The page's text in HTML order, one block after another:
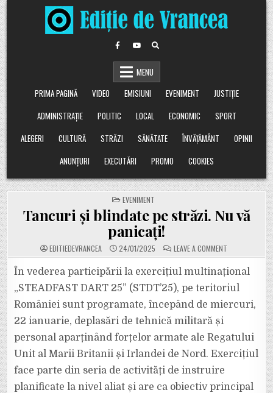
Skip
to
content
MENU
PRIMA PAGINĂ
VIDEO EMISIUNI EVENIMENT
JUSTIȚIE
ADMINISTRAȚIE
POLITIC LOCAL ECONOMIC
SPORT
ALEGERI
CULTURĂ STRĂZI SĂNĂTATE ÎNVĂȚĂMÂNT
OPINII
ANUNȚURI
EXECUTĂRI PROMO COOKIES
POSTED
IN
EVENIMENT
Tancuri și blindate pe străzi. Nu vă
panicați!
EDITIEDEVRANCEA 24/01/2025 LEAVE A COMMENTON
TANCURI
BLINDATE
PE
STRĂZI.
NU
PANICAȚI!
În vederea participării la exercițiul multinațional
„STEADFAST DART 25” (STDT’25), pe teritoriul
României sunt programate, începând de miercuri,
22 ianuarie, deplasări de tehnică militară și
personal aparținând forțelor armate ale Regatului
Unit al Marii Britanii și Irlandei de Nord. Exercițiul
face parte din seria de activități de instruire
planificate la nivel aliat și are ca obiectiv principal